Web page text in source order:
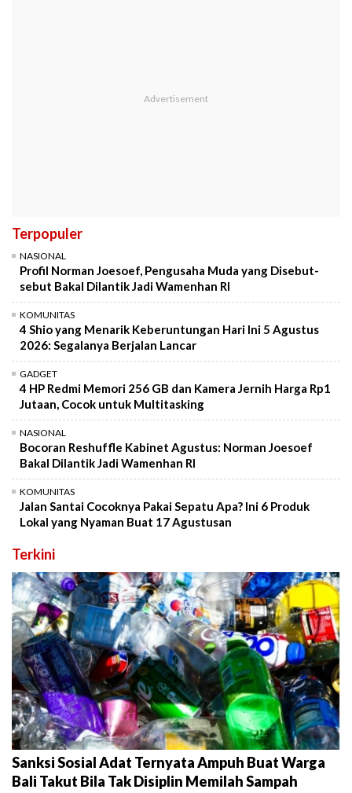
Terpopuler
NASIONAL
Profil Norman Joesoef, Pengusaha Muda yang Disebut-
sebut Bakal Dilantik Jadi Wamenhan RI
KOMUNITAS
4 Shio yang Menarik Keberuntungan Hari Ini 5 Agustus
2026: Segalanya Berjalan Lancar
GADGET
4 HP Redmi Memori 256 GB dan Kamera Jernih Harga Rp1
Jutaan, Cocok untuk Multitasking
NASIONAL
Bocoran Reshuffle Kabinet Agustus: Norman Joesoef
Bakal Dilantik Jadi Wamenhan RI
KOMUNITAS
Jalan Santai Cocoknya Pakai Sepatu Apa? Ini 6 Produk
Lokal yang Nyaman Buat 17 Agustusan
Terkini
Sanksi Sosial Adat Ternyata Ampuh Buat Warga
Bali Takut Bila Tak Disiplin Memilah Sampah